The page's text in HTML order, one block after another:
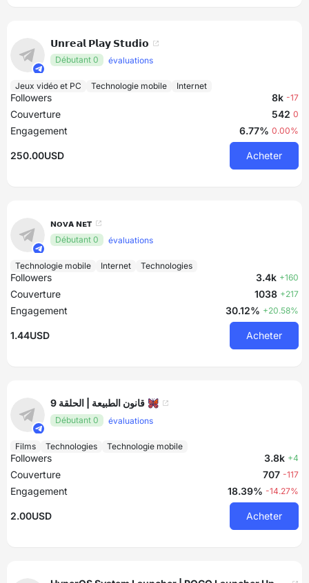
𝗨𝗻𝗿𝗲𝗮𝗹 𝗣𝗹𝗮𝘆 𝗦𝘁𝘂𝗱𝗶𝗼
Débutant 0 évaluations
Jeux vidéo et PC Technologie mobile Internet
Followers 8k -17
Couverture 542 0
Engagement 6.77% 0.00%
250.00USD Acheter
ɴᴏᴠᴀ ɴᴇᴛ
Débutant 0 évaluations
Technologie mobile Internet Technologies
Followers 3.4k +160
Couverture 1038 +217
Engagement 30.12% +20.58%
1.44USD Acheter
قانون الطبيعة | الحلقة 9 🦋
Débutant 0 évaluations
Films Technologies Technologie mobile
Followers 3.8k +4
Couverture 707 -117
Engagement 18.39% -14.27%
2.00USD Acheter